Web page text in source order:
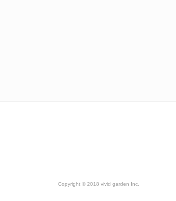
Copyright © 2018 vivid garden Inc.